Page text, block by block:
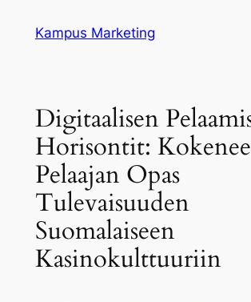
Kampus Marketing
Digitaalisen
Horisontit:
Pelaajan Opas
Tulevaisuuden
Suomalaiseen
Kasinokulttuuriin